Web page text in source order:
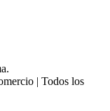
| Todos los